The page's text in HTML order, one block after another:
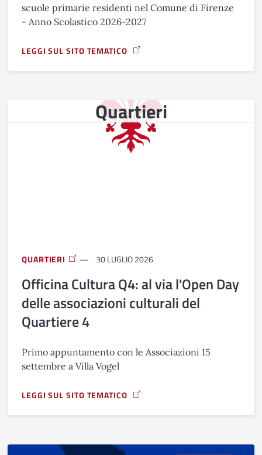
scuole primarie residenti nel Comune di Firenze
- Anno Scolastico 2026-2027
LEGGI SUL SITO TEMATICO
A PROPOSITO DI FORNITURA LIBRI DI TESTO SCUOLA
Quartieri
QUARTIERI 30 LUGLIO 2026
Officina Cultura Q4: al via l'Open Day
delle associazioni culturali del
Quartiere 4
Primo appuntamento con le Associazioni 15
settembre a Villa Vogel
LEGGI SUL SITO TEMATICO
A PROPOSITO DI OFFICINA CULTURA Q4: AL VIA